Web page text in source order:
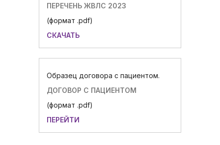
ПЕРЕЧЕНЬ ЖВЛС 2023
(формат .pdf)
СКАЧАТЬ
Образец договора с пациентом.
ДОГОВОР С ПАЦИЕНТОМ
(формат .pdf)
ПЕРЕЙТИ